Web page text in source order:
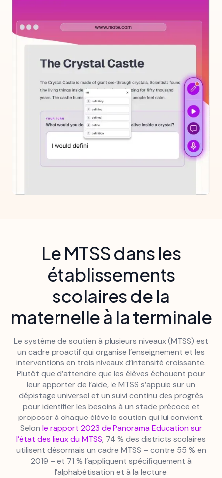
Le MTSS dans les
établissements
scolaires de la
maternelle à la terminale
Le système de soutien à plusieurs niveaux (MTSS) est
un cadre proactif qui organise l’enseignement et les
interventions en trois niveaux d’intensité croissante.
Plutôt que d’attendre que les élèves échouent pour
leur apporter de l’aide, le MTSS s’appuie sur un
dépistage universel et un suivi continu des progrès
pour identifier les besoins à un stade précoce et
proposer à chaque élève le soutien qui lui convient.
Selon le rapport 2023 de Panorama Education sur
l’état des lieux du MTSS, 74 % des districts scolaires
utilisent désormais un cadre MTSS – contre 55 % en
2019 – et 71 % l’appliquent spécifiquement à
l’alphabétisation et à la lecture.